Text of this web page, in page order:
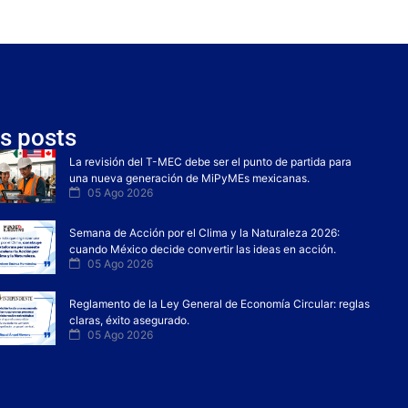
posts
La revisión del T-MEC debe ser el punto de partida para
una nueva generación de MiPyMEs mexicanas.
05 Ago 2026
Semana de Acción por el Clima y la Naturaleza 2026:
cuando México decide convertir las ideas en acción.
05 Ago 2026
Reglamento de la Ley General de Economía Circular: reglas
claras, éxito asegurado.
05 Ago 2026